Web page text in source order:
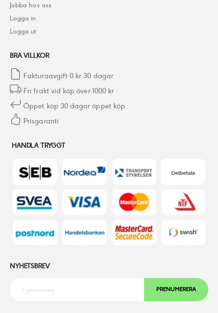
Jobba hos oss
Logga in
Logga ut
BRA VILLKOR
Fakturaavgift 0 kr 30 dagar
Fri frakt vid köp över 1000 kr
Öppet köp 30 dagar öppet köp
Prisgaranti
HANDLA TRYGGT
NYHETSBREV
PRENUMERERA